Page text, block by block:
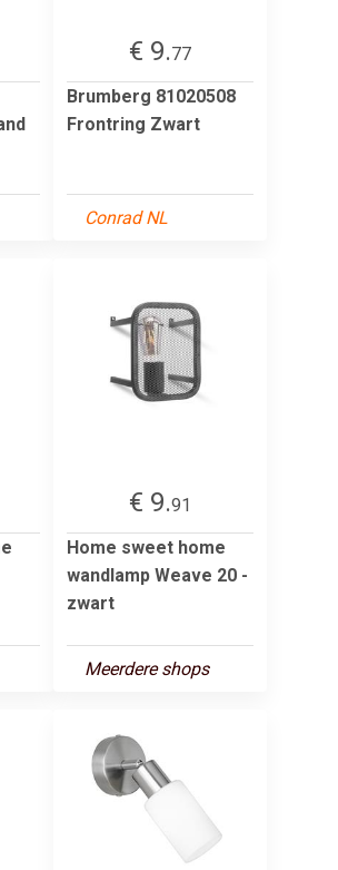
€ 9.77
Brumberg 81020508
Frontring Zwart
Conrad NL
€ 9.91
Home sweet home
wandlamp Weave 20 -
zwart
Meerdere shops